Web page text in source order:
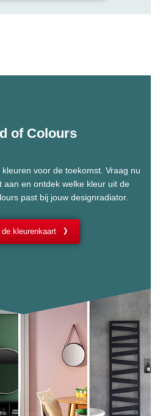
of Colours
voor de toekomst. Vraag nu
aan en ontdek welke kleur uit de
past bij jouw designradiator.
kleurenkaart